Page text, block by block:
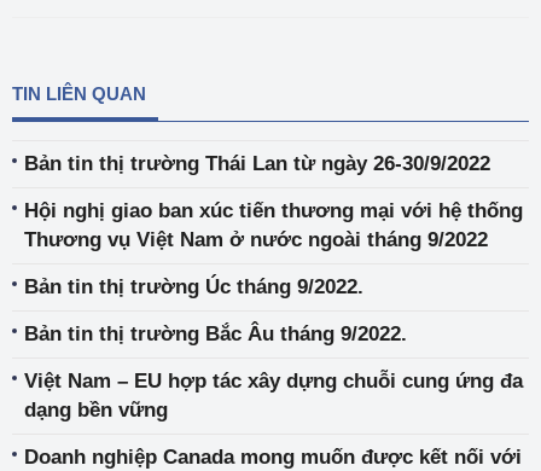
TIN LIÊN QUAN
Bản tin thị trường Thái Lan từ ngày 26-30/9/2022
Hội nghị giao ban xúc tiến thương mại với hệ thống
Thương vụ Việt Nam ở nước ngoài tháng 9/2022
Bản tin thị trường Úc tháng 9/2022.
Bản tin thị trường Bắc Âu tháng 9/2022.
Việt Nam – EU hợp tác xây dựng chuỗi cung ứng đa
dạng bền vững
Doanh nghiệp Canada mong muốn được kết nối với